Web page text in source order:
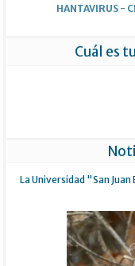
HANTAVIRUS -
Cuál es
La Universidad "San